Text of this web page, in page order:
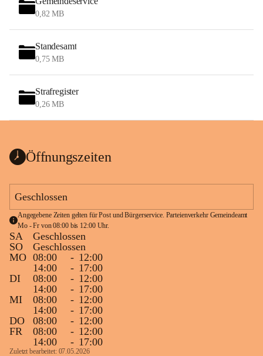
0,82 MB
Standesamt
0,75 MB
Strafregister
0,26 MB
Öffnungszeiten
Geschlossen
Angegebene Zeiten gelten für Post und Bürgerservice. Parteienverkehr Gemeindeamt
Mo - Fr von 08:00 bis 12:00 Uhr.
SA
Geschlossen
SO
Geschlossen
MO 08:00 - 12:00
14:00
- 17:00
DI
08:00 - 12:00
14:00
- 17:00
MI
08:00 - 12:00
14:00
- 17:00
DO
08:00 - 12:00
FR
08:00 - 12:00
14:00
- 17:00
Zuletzt bearbeitet: 07.05.2026